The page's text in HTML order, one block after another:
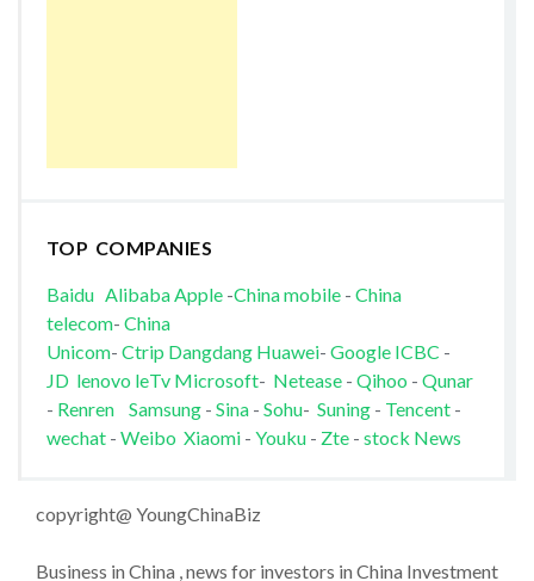
TOP COMPANIES
Baidu AlibabaApple-China mobile- China
telecom- China
Unicom- Ctrip Dangdang Huawei- Google ICBC -
JD lenovo leTv Microsoft- Netease- Qihoo - Qunar
- Renren Samsung- Sina- Sohu- Suning- Tencent-
wechat - Weibo Xiaomi- Youku - Zte- stock News
copyright@ YoungChinaBiz
Business in China , news for investors in China Investment